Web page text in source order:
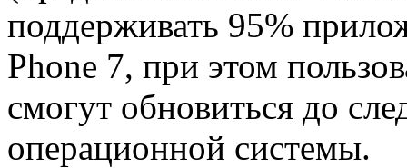
поддерживать 95%
Phone 7, при этом
смогут обновиться до
операционной системы.